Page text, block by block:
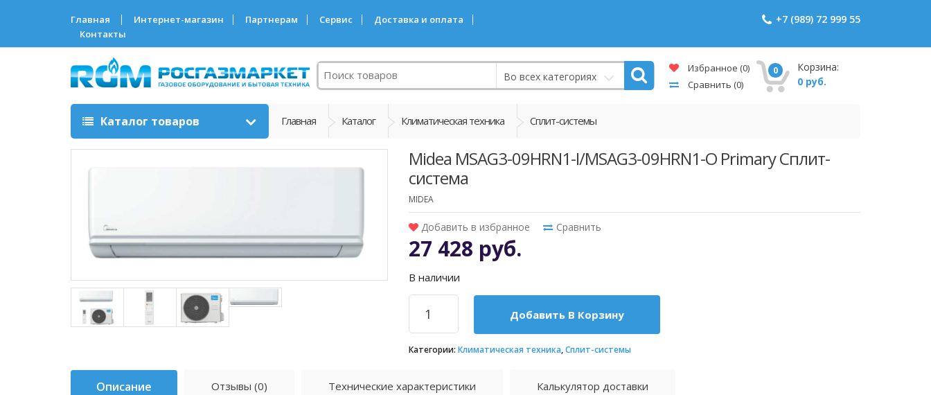
Главная Интернет-магазин Партнерам Сервис
Доставка и оплата
Контакты
+7 (989) 72 999 55
Поиск
Во всех категориях
Избранное (0)
Сравнить (0)
0
Корзина:
0 руб.
Каталог товаров Главная Каталог Климатическая техника Сплит-системы
Midea MSAG3-09HRN1-I/MSAG3-09HRN1-O Primary Сплит-
система
MIDEA
Добавить в избранное Сравнить
27 428 руб.
В наличии
Добавить В Корзину
Категории: Климатическая техника,Сплит-системы
Описание Отзывы (0) Технические характеристики Калькулятор доставки